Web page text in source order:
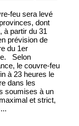
feu sera levé
dont
à partir du 31
prévision de
du 1er
Selon
le couvre-feu
à 23 heures le
dans les
soumises à un
et strict,